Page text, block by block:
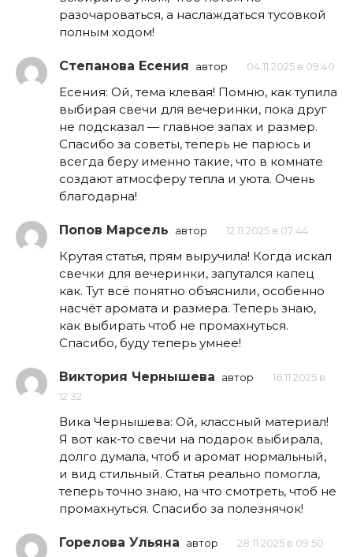
разочароваться, а наслаждаться тусовкой
полным ходом!
Степанова Есения автор 04.11.2025 в 09:40
Есения: Ой, тема клевая! Помню, как тупила
выбирая свечи для вечеринки, пока друг
не подсказал — главное запах и размер.
Спасибо за советы, теперь не парюсь и
всегда беру именно такие, что в комнате
создают атмосферу тепла и уюта. Очень
благодарна!
Попов Марсель автор 12.11.2025 в 07:44
Крутая статья, прям выручила! Когда искал
свечки для вечеринки, запутался капец
как. Тут всё понятно объяснили, особенно
насчёт аромата и размера. Теперь знаю,
как выбирать чтоб не промахнуться.
Спасибо, буду теперь умнее!
Виктория Чернышева автор
16.11.2025 в
12:32
Вика Чернышева: Ой, классный материал!
Я вот как-то свечи на подарок выбирала,
долго думала, чтоб и аромат нормальный,
и вид стильный. Статья реально помогла,
теперь точно знаю, на что смотреть, чтоб не
промахнуться. Спасибо за полезнячок!
Горелова Ульяна автор 28.11.2025 в 09:50